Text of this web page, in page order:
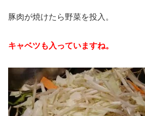
豚肉が焼けたら野菜を投入。
キャベツも入っていますね。